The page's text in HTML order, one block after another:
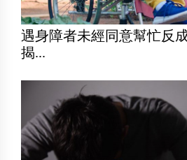
遇身障者未經同意幫忙反
揭...